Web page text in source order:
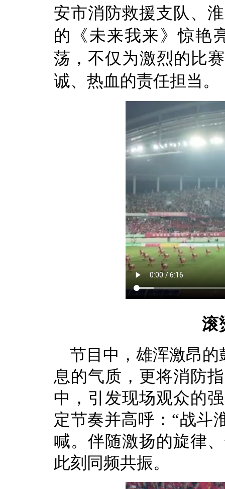
安市消防救援支队、
的《未来我来》惊艳
荡，不仅为激烈的比
诚、热血的责任担当。
滚
节目中，雄浑激昂的
息的气质，更将消防
中，引发现场观众的
定节奏并高呼：“战斗
喊。伴随激扬的旋律
此刻同频共振。